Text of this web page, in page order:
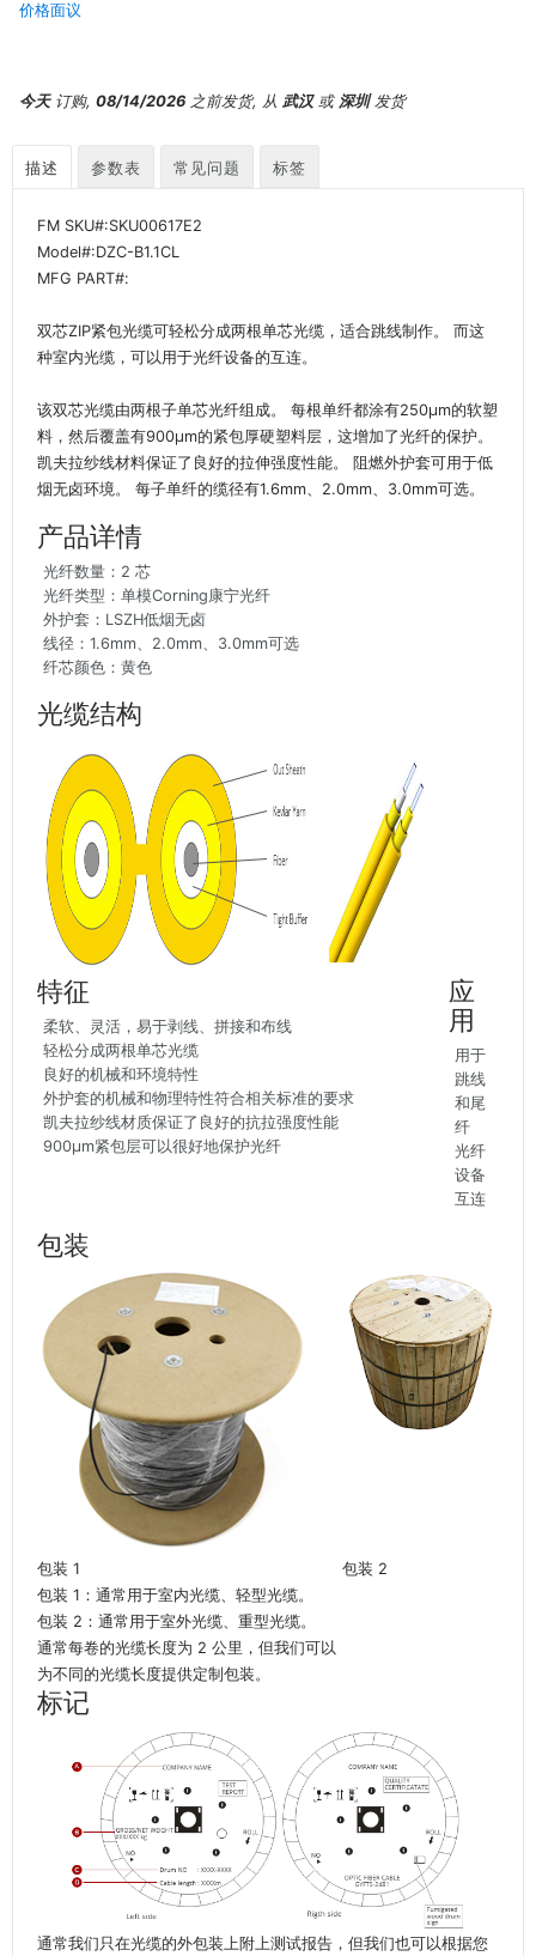
价格面议
今天订购,08/14/2026 之前发货, 从武汉或 深圳发货
描述 参数表 常见问题 标签
FM SKU#:SKU00617E2
Model#:DZC-B1.1CL
MFG PART#:
双芯ZIP紧包光缆可轻松分成两根单芯光缆，适合跳线制作。 而这
种室内光缆，可以用于光纤设备的互连。
该双芯光缆由两根子单芯光纤组成。 每根单纤都涂有250μm的软塑
料，然后覆盖有900μm的紧包厚硬塑料层，这增加了光纤的保护。
凯夫拉纱线材料保证了良好的拉伸强度性能。 阻燃外护套可用于低
烟无卤环境。 每子单纤的缆径有1.6mm、2.0mm、3.0mm可选。
产品详情
光纤数量：2 芯
光纤类型：单模Corning康宁光纤
外护套：LSZH低烟无卤
线径：1.6mm、2.0mm、3.0mm可选
纤芯颜色：黄色
光缆结构
特征
柔软、灵活，易于剥线、拼接和布线
轻松分成两根单芯光缆
良好的机械和环境特性
外护套的机械和物理特性符合相关标准的要求
凯夫拉纱线材质保证了良好的抗拉强度性能
900μm紧包层可以很好地保护光纤
应
用
用于
跳线
和尾
纤
光纤
设备
互连
包装
包装 1
包装 2
包装 1：通常用于室内光缆、轻型光缆。
包装 2：通常用于室外光缆、重型光缆。
通常每卷的光缆长度为 2 公里，但我们可以
为不同的光缆长度提供定制包装。
标记
通常我们只在光缆的外包装上附上测试报告，但我们也可以根据您